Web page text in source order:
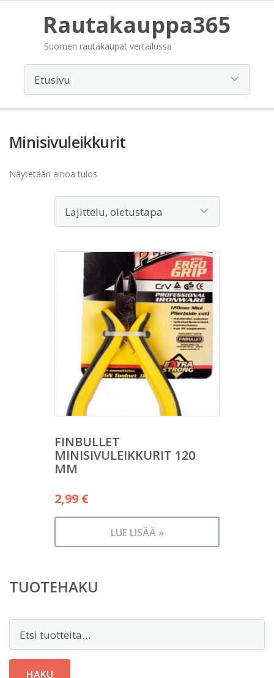
Rautakauppa365
Suomen rautakaupat vertailussa
Minisivuleikkurit
Näytetään ainoa tulos
FINBULLET
MINISIVULEIKKURIT 120
MM
2,99 €
LUE LISÄÄ »
TUOTEHAKU
HAKU